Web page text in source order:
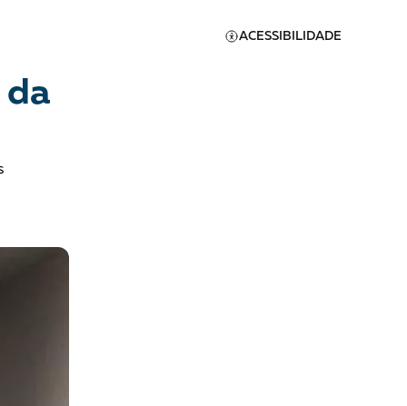
ACESSIBILIDADE
da